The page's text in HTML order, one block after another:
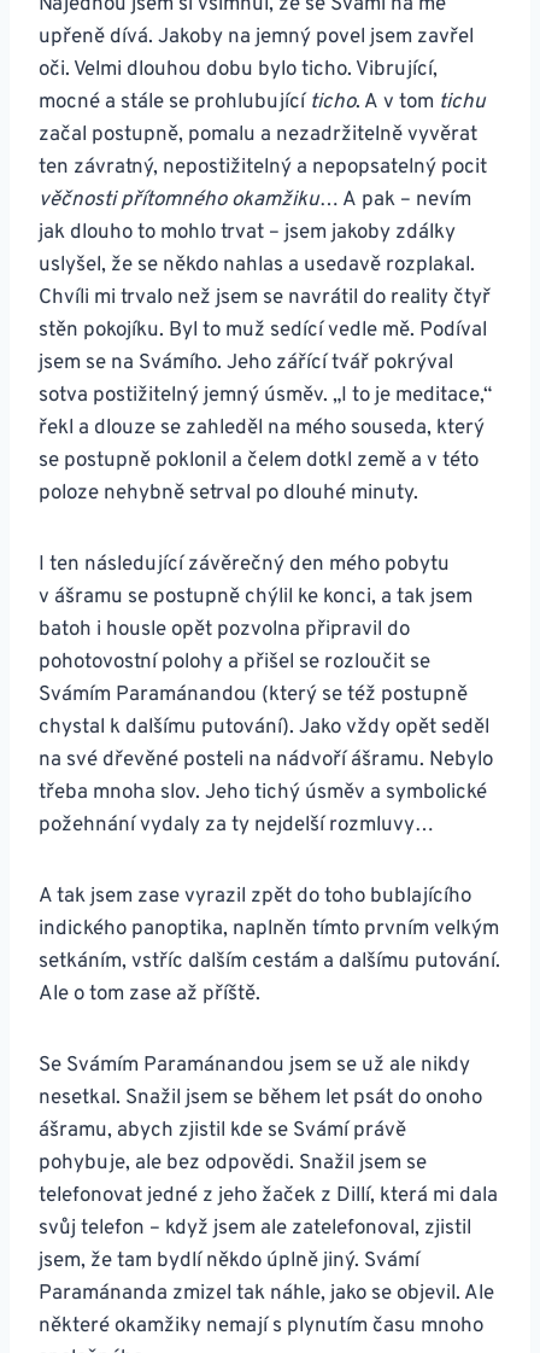
upřeně dívá. Jakoby na jemný povel jsem zavřel
oči. Velmi dlouhou dobu bylo ticho. Vibrující,
mocné a stále se prohlubující ticho. A v tom tichu
začal postupně, pomalu a nezadržitelně vyvěrat
ten závratný, nepostižitelný a nepopsatelný pocit
věčnosti přítomného okamžiku… A pak – nevím
jak dlouho to mohlo trvat – jsem jakoby zdálky
uslyšel, že se někdo nahlas a usedavě rozplakal.
Chvíli mi trvalo než jsem se navrátil do reality čtyř
stěn pokojíku. Byl to muž sedící vedle mě. Podíval
jsem se na Svámího. Jeho zářící tvář pokrýval
sotva postižitelný jemný úsměv. „I to je meditace,“
řekl a dlouze se zahleděl na mého souseda, který
se postupně poklonil a čelem dotkl země a v této
poloze nehybně setrval po dlouhé minuty.
I ten následující závěrečný den mého pobytu
v ášramu se postupně chýlil ke konci, a tak jsem
batoh i housle opět pozvolna připravil do
pohotovostní polohy a přišel se rozloučit se
Svámím Paramánandou (který se též postupně
chystal k dalšímu putování). Jako vždy opět seděl
na své dřevěné posteli na nádvoří ášramu. Nebylo
třeba mnoha slov. Jeho tichý úsměv a symbolické
požehnání vydaly za ty nejdelší rozmluvy…
A tak jsem zase vyrazil zpět do toho bublajícího
indického panoptika, naplněn tímto prvním velkým
setkáním, vstříc dalším cestám a dalšímu putování.
Ale o tom zase až příště.
Se Svámím Paramánandou jsem se už ale nikdy
nesetkal. Snažil jsem se během let psát do onoho
ášramu, abych zjistil kde se Svámí právě
pohybuje, ale bez odpovědi. Snažil jsem se
telefonovat jedné z jeho žaček z Dillí, která mi dala
svůj telefon – když jsem ale zatelefonoval, zjistil
jsem, že tam bydlí někdo úplně jiný. Svámí
Paramánanda zmizel tak náhle, jako se objevil. Ale
některé okamžiky nemají s plynutím času mnoho